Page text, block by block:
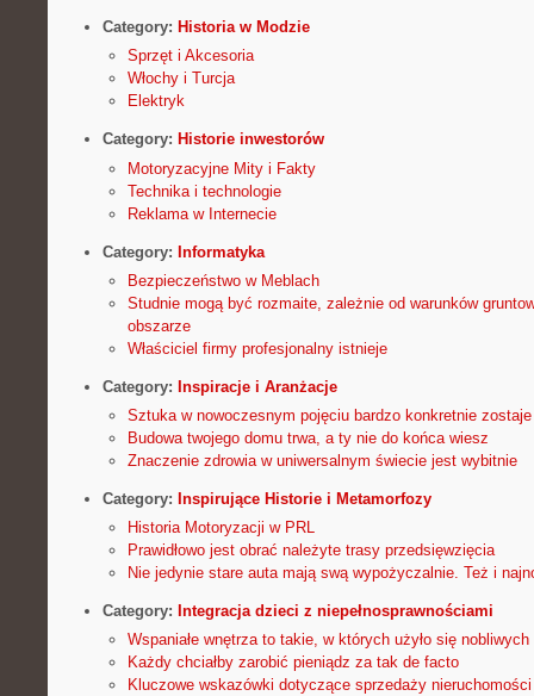
Category: Historia w Modzie
Sprzęt i Akcesoria
Włochy i Turcja
Elektryk
Category: Historie inwestorów
Motoryzacyjne Mity i Fakty
Technika i technologie
Reklama w Internecie
Category: Informatyka
Bezpieczeństwo w Meblach
Studnie mogą być rozmaite, zależnie od warunków
obszarze
Właściciel firmy profesjonalny istnieje
Category: Inspiracje i Aranżacje
Sztuka w nowoczesnym pojęciu bardzo konkretnie
Budowa twojego domu trwa, a ty nie do końca wiesz
Znaczenie zdrowia w uniwersalnym świecie jest wybitnie
Category: Inspirujące Historie i Metamorfozy
Historia Motoryzacji w PRL
Prawidłowo jest obrać należyte trasy przedsięwzięcia
Nie jedynie stare auta mają swą wypożyczalnie. Też i
Category: Integracja dzieci z niepełnosprawnościami
Wspaniałe wnętrza to takie, w których użyło się nobliwych
Każdy chciałby zarobić pieniądz za tak de facto
Kluczowe wskazówki dotyczące sprzedaży nieruchomości